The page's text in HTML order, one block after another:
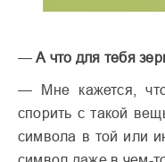
—А что для тебя
— Мне кажется,
спорить с такой
символа в той или